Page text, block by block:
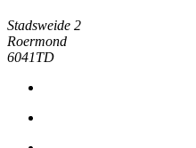
Stadsweide 2
Roermond
6041TD